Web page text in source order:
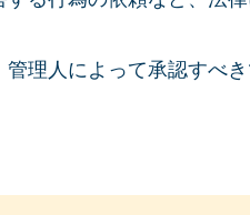
理人によって承認すべき